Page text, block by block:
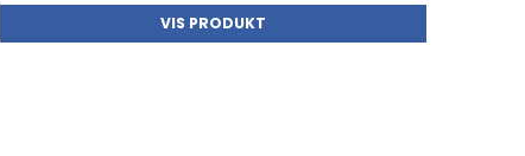
VIS PRODUKT